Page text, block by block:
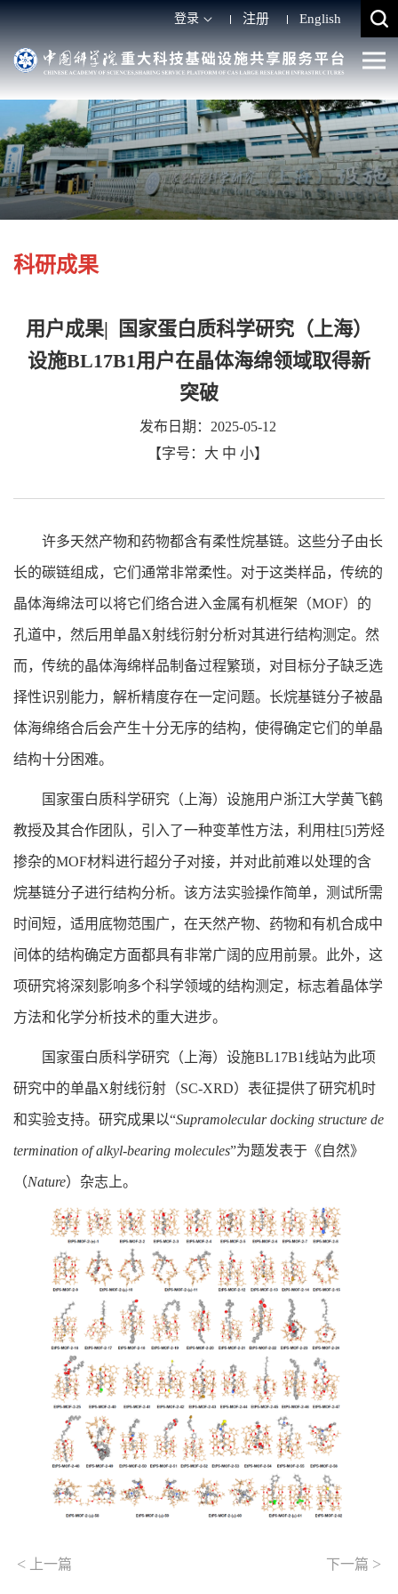
登录 注册 English
科研成果
用户成果| 国家蛋白质科学研究（上海）
设施BL17B1用户在晶体海绵领域取得新
突破
发布日期：2025-05-12
【字号： 大 中 小】
许多天然产物和药物都含有柔性烷基链。这些分子由长
长的碳链组成，它们通常非常柔性。对于这类样品，传统的
晶体海绵法可以将它们络合进入金属有机框架（MOF）的
孔道中，然后用单晶X射线衍射分析对其进行结构测定。然
而，传统的晶体海绵样品制备过程繁琐，对目标分子缺乏选
择性识别能力，解析精度存在一定问题。长烷基链分子被晶
体海绵络合后会产生十分无序的结构，使得确定它们的单晶
结构十分困难。
国家蛋白质科学研究（上海）设施用户浙江大学黄飞鹤
教授及其合作团队，引入了一种变革性方法，利用柱[5]芳烃
掺杂的MOF材料进行超分子对接，并对此前难以处理的含
烷基链分子进行结构分析。该方法实验操作简单，测试所需
时间短，适用底物范围广，在天然产物、药物和有机合成中
间体的结构确定方面都具有非常广阔的应用前景。此外，这
项研究将深刻影响多个科学领域的结构测定，标志着晶体学
方法和化学分析技术的重大进步。
国家蛋白质科学研究（上海）设施BL17B1线站为此项
研究中的单晶X射线衍射（SC-XRD）表征提供了研究机时
和实验支持。 研究成果以“Supramolecular docking structure de
termination of alkyl-bearing molecules”为题发表于《自然》
（Nature）杂志上。
< 上一篇 下一篇 >